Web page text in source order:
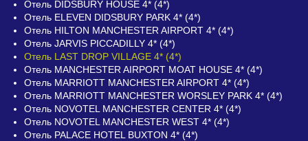
Отель DIDSBURY HOUSE 4* (4*)
Отель ELEVEN DIDSBURY PARK 4* (4*)
Отель HILTON MANCHESTER AIRPORT 4* (4*)
Отель JARVIS PICCADILLY 4* (4*)
Отель LAST DROP VILLAGE 4* (4*)
Отель MANCHESTER AIRPORT MOAT HOUSE 4* (4*)
Отель MARRIOTT MANCHESTER AIRPORT 4* (4*)
Отель MARRIOTT MANCHESTER WORSLEY PARK 4* (4*)
Отель NOVOTEL MANCHESTER CENTER 4* (4*)
Отель NOVOTEL MANCHESTER WEST 4* (4*)
Отель PALACE HOTEL BUXTON 4* (4*)